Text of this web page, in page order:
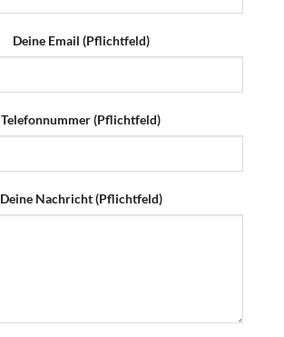
Deine Email (Pflichtfeld)
Telefonnummer (Pflichtfeld)
Deine Nachricht (Pflichtfeld)